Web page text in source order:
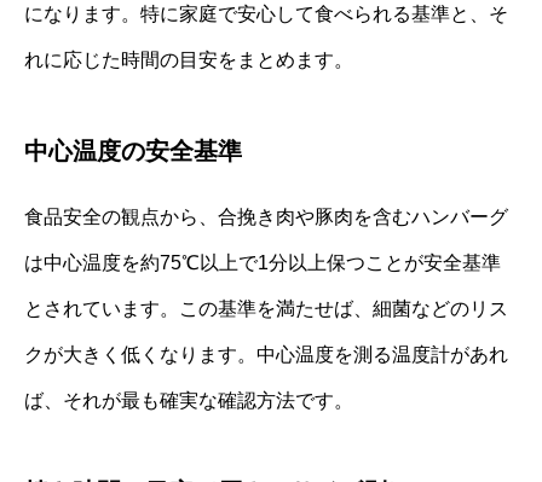
になります。特に家庭で安心して食べられる基準と、そ
れに応じた時間の目安をまとめます。
中心温度の安全基準
食品安全の観点から、合挽き肉や豚肉を含むハンバーグ
は中心温度を約75℃以上で1分以上保つことが安全基準
とされています。この基準を満たせば、細菌などのリス
クが大きく低くなります。中心温度を測る温度計があれ
ば、それが最も確実な確認方法です。